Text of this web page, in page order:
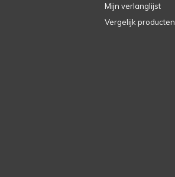
Mijn verlanglijst
Vergelijk producten